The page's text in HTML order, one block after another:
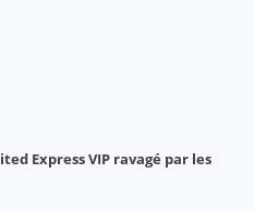
Express VIP ravagé par les